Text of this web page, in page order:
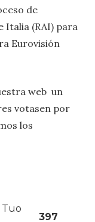
de
Italia (RAI) para
Eurovisión
web un
votasen por
los
Tuo
397